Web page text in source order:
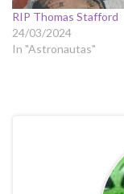
RIP Thomas Stafford
24/03/2024
In "Astronautas"